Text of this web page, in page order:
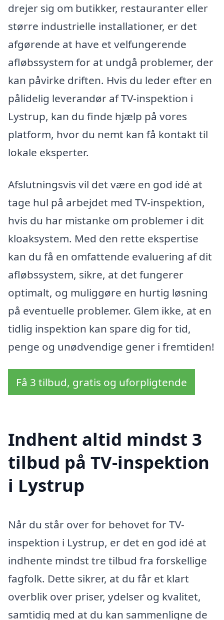
drejer sig om butikker, restauranter eller
større industrielle installationer, er det
afgørende at have et velfungerende
afløbssystem for at undgå problemer, der
kan påvirke driften. Hvis du leder efter en
pålidelig leverandør af TV-inspektion i
Lystrup, kan du finde hjælp på vores
platform, hvor du nemt kan få kontakt til
lokale eksperter.
Afslutningsvis vil det være en god idé at
tage hul på arbejdet med TV-inspektion,
hvis du har mistanke om problemer i dit
kloaksystem. Med den rette ekspertise
kan du få en omfattende evaluering af dit
afløbssystem, sikre, at det fungerer
optimalt, og muliggøre en hurtig løsning
på eventuelle problemer. Glem ikke, at en
tidlig inspektion kan spare dig for tid,
penge og unødvendige gener i fremtiden!
Få 3 tilbud, gratis og uforpligtende
Indhent altid mindst 3
tilbud på TV-inspektion
i Lystrup
Når du står over for behovet for TV-
inspektion i Lystrup, er det en god idé at
indhente mindst tre tilbud fra forskellige
fagfolk. Dette sikrer, at du får et klart
overblik over priser, ydelser og kvalitet,
samtidig med at du kan sammenligne de